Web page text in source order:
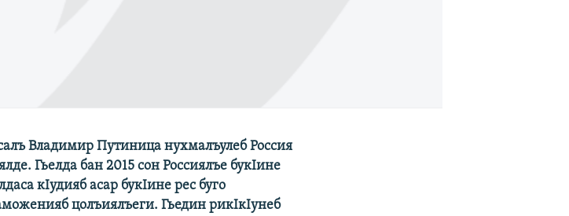
Владимир Путиница нухмалъулеб Россия
Гьелда бан 2015 сон Россиялъе букIине
кIудияб асар букIине рес буго
цолъиялъеги. Гьедин рикIкIунеб